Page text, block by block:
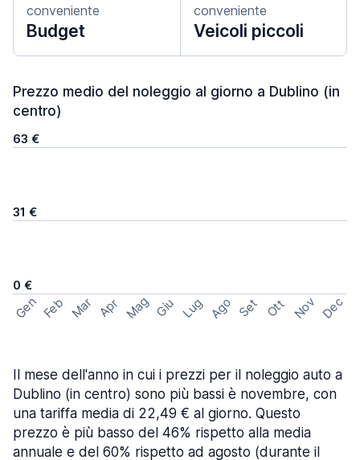
conveniente
Budget
conveniente
Veicoli piccoli
Prezzo medio del noleggio al giorno a Dublino (in
centro)
63 €
31 €
0 €
Gen Feb Mar Apr Mag Giu Lug Ago Set Ott Nov Dec
Il mese dell'anno in cui i prezzi per il noleggio auto a
Dublino (in centro) sono più bassi è novembre, con
una tariffa media di 22,49 € al giorno. Questo
prezzo è più basso del 46% rispetto alla media
annuale e del 60% rispetto ad agosto (durante il